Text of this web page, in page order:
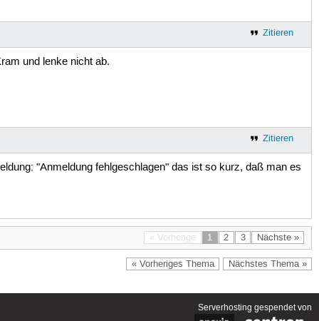
Zitieren
und lenke nicht ab.
Zitieren
"Anmeldung fehlgeschlagen" das ist so kurz, daß man es
« Vorherige 1 2 3 Nächste »
« Vorheriges Thema Nächstes Thema »
Serverhosting gespendet von